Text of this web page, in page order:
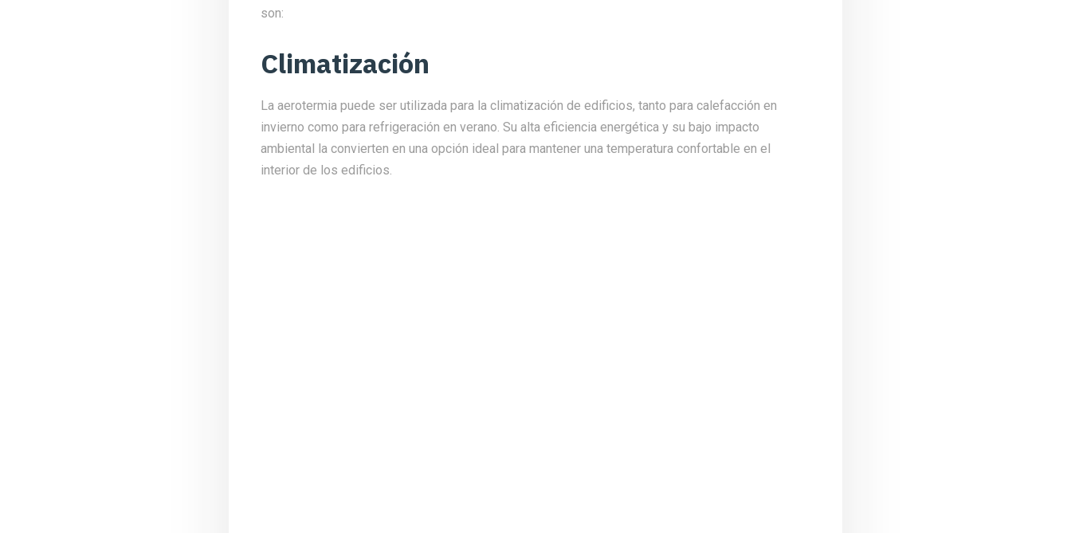
son:
Climatización
La aerotermia puede ser utilizada para la climatización de edificios, tanto para calefacción en
invierno como para refrigeración en verano. Su alta eficiencia energética y su bajo impacto
ambiental la convierten en una opción ideal para mantener una temperatura confortable en el
interior de los edificios.